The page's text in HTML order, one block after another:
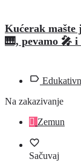
Kućerak mašte
🎹, pevamo 🎤
Na zakazivanje
Zemun
Sačuvaj